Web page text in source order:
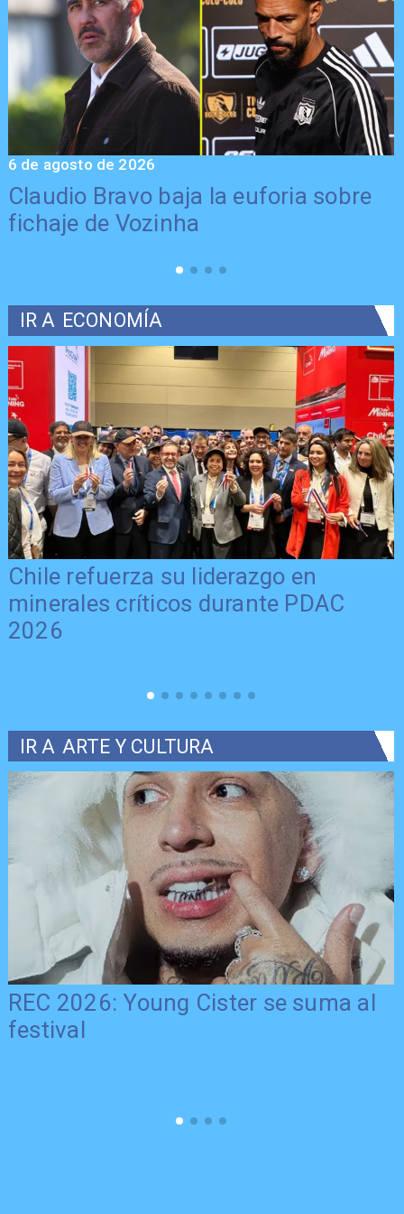
Claudio Bravo baja la euforia sobre
fichaje de Vozinha
6 de agosto de 2026
IR A ECONOMÍA
Chile refuerza su liderazgo en
minerales críticos durante PDAC
2026
IR A ARTE Y CULTURA
REC 2026: Young Cister se suma al
festival